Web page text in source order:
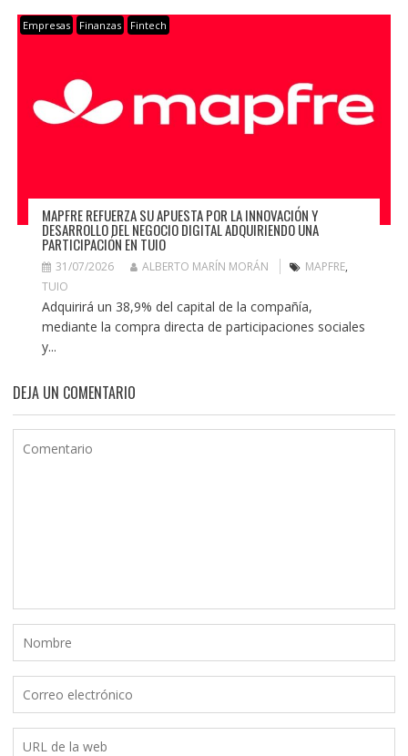
Empresas Finanzas Fintech
MAPFRE REFUERZA SU APUESTA POR LA INNOVACIÓN Y
DESARROLLO DEL NEGOCIO DIGITAL ADQUIRIENDO UNA
PARTICIPACIÓN EN TUIO
31/07/2026 ALBERTO MARÍN MORÁN MAPFRE,
TUIO
Adquirirá un 38,9% del capital de la compañía,
mediante la compra directa de participaciones sociales
y...
DEJA UN COMENTARIO